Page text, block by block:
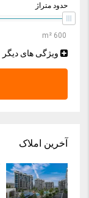
حدود متراژ
ویژگی های دیگر
آخرین املاک